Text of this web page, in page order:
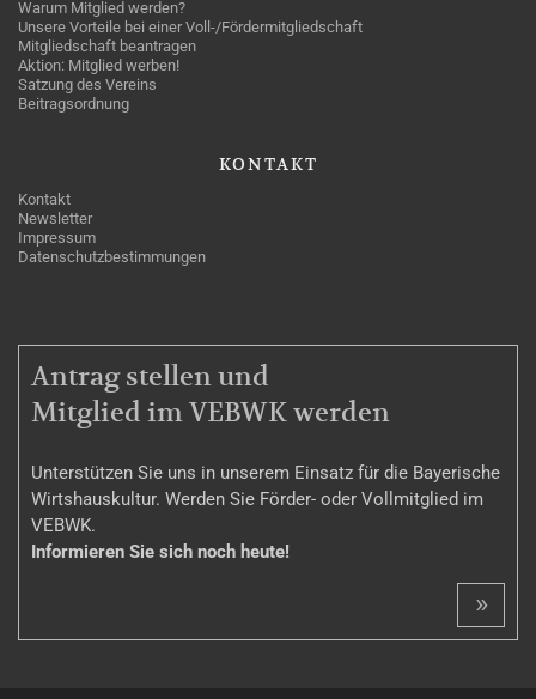
Warum Mitglied werden?
Unsere Vorteile bei einer Voll-/Fördermitgliedschaft
Mitgliedschaft beantragen
Aktion: Mitglied werben!
Satzung des Vereins
Beitragsordnung
KONTAKT
Kontakt
Newsletter
Impressum
Datenschutzbestimmungen
MITGLIEDSCHAFT
Antrag stellen und
Mitglied im VEBWK werden
Unterstützen Sie uns in unserem Einsatz für die Bayerische
Wirtshauskultur. Werden Sie Förder- oder Vollmitglied im
VEBWK.
Informieren Sie sich noch heute!
»